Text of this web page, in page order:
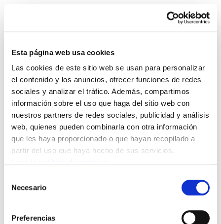
Esta página web usa cookies
Las cookies de este sitio web se usan para personalizar
el contenido y los anuncios, ofrecer funciones de redes
sociales y analizar el tráfico. Además, compartimos
información sobre el uso que haga del sitio web con
nuestros partners de redes sociales, publicidad y análisis
web, quienes pueden combinarla con otra información
que les haya proporcionado o que hayan recopilado a
partir del uso que haya hecho de sus servicios.
Necesario
Preferencias
Inguru gaiak. La energía
cast.PDF 5.3 MB
POLÍTICA DE COOKIES
CANAL DE INFORMACIÓN
POLÍTICA DE PRIVACIDAD
MAPA DEL SITIO
ACCESIBILIDAD
Barrainkua 13 - 48009 Bilbo -
Telf. +33 (0) 559 25 65 52